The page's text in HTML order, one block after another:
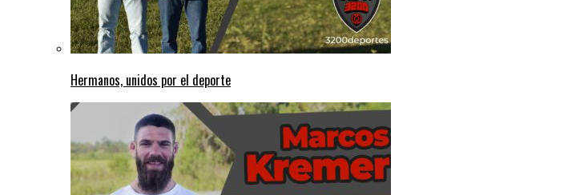
Hermanos, unidos por el deporte